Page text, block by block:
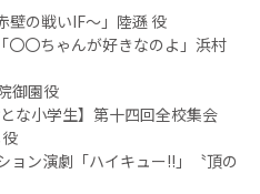
壁の戦いIF〜」陸遜 役
〇〇ちゃんが好きなのよ」浜村
御園役
な小学生】第十四回全校集会
ョン演劇「ハイキュー!!」〝頂の